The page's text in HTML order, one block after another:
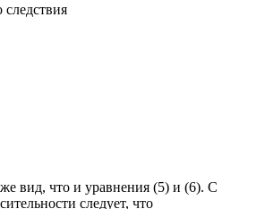
вид, что и уравнения (5) и (6). С
следует, что